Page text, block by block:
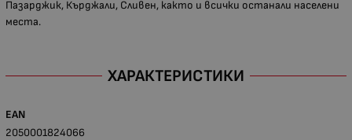
Пазарджик, Кърджали, Сливен, както и всички останали населени
места.
ХАРАКТЕРИСТИКИ
EAN
2050001824066